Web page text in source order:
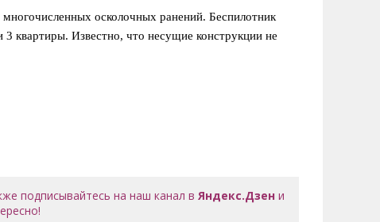
осколочных ранений. Беспилотник
квартиры. Известно, что несущие конструкции не
подписывайтесь на наш канал вЯндекс.Дзен и